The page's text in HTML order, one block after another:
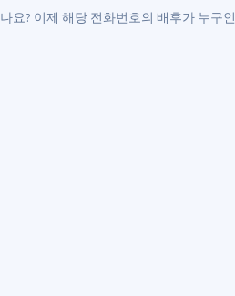
요? 이제 해당 전화번호의 배후가 누구인